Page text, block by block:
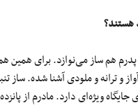
هستند؟
هم ساز می‌نوازد. برای همین
و ترانه و ملودی آشنا شده. ساز
ویژه‌ای دارد. مادرم از